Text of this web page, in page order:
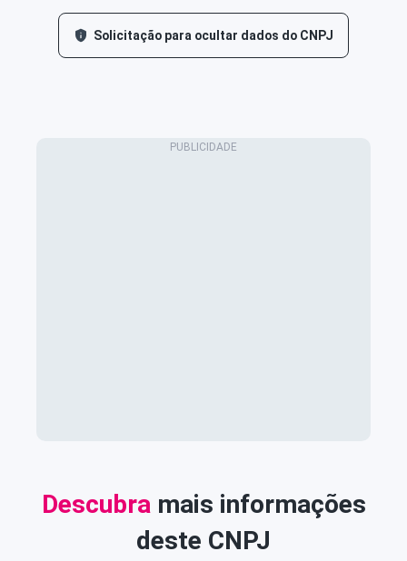
Solicitação para ocultar dados do CNPJ
Descubra mais informações
deste CNPJ